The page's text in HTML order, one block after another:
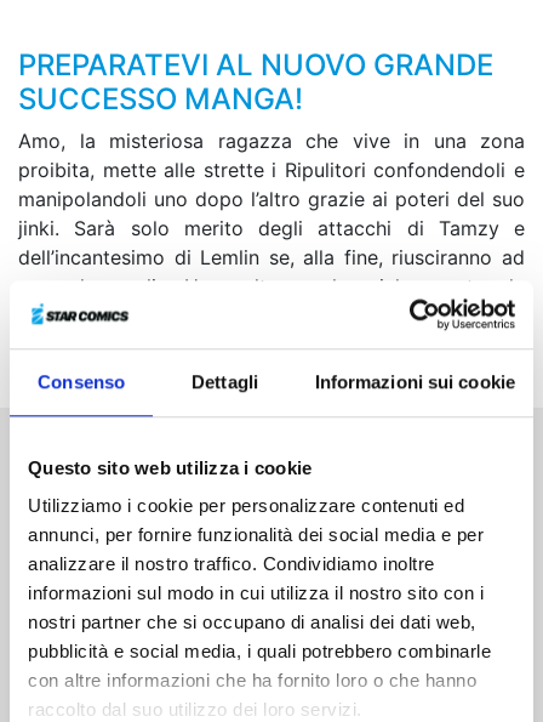
Consenso Dettagli Informazioni sui cookie
Questo sito web utilizza i cookie
Utilizziamo i cookie per personalizzare contenuti ed
annunci, per fornire funzionalità dei social media e per
analizzare il nostro traffico. Condividiamo inoltre
informazioni sul modo in cui utilizza il nostro sito con i
nostri partner che si occupano di analisi dei dati web,
pubblicità e social media, i quali potrebbero combinarle
con altre informazioni che ha fornito loro o che hanno
raccolto dal suo utilizzo dei loro servizi.
PREPARATEVI AL NUOVO GRANDE
SUCCESSO MANGA!
Amo, la misteriosa ragazza che vive in una zona
proibita, mette alle strette i Ripulitori confondendoli e
manipolandoli uno dopo l’altro grazie ai poteri del suo
jinki. Sarà solo merito degli attacchi di Tamzy e
dell’incantesimo di Lemlin se, alla fine, riusciranno ad
avere la meglio. Una volta conclusosi lo scontro, la
giovane comincerà a parlare loro della persona che è
in grado di viaggiare tra il Mondo Celeste e la Terra...
Altri volumi della serie